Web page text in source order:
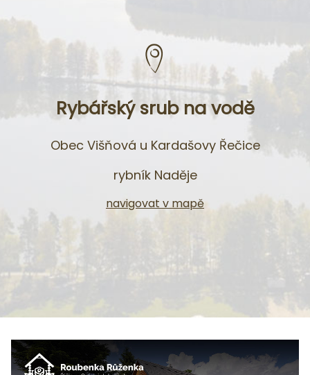
Rybářský srub na vodě
Obec Višňová u Kardašovy Řečice
rybník Naděje
navigovat v mapě